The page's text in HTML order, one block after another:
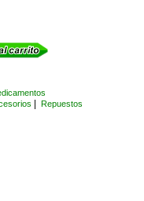
Repuestos